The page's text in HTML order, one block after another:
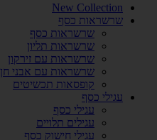
New Collection
שרשראות כסף
שרשראות כסף
שרשראות תליון
שרשראות עם זירקון
שרשראות עם אבני חן
קופסאות תכשיטים
עגילי כסף
עגילי כסף
עגילים תלויים
עגילי חישוק כסף